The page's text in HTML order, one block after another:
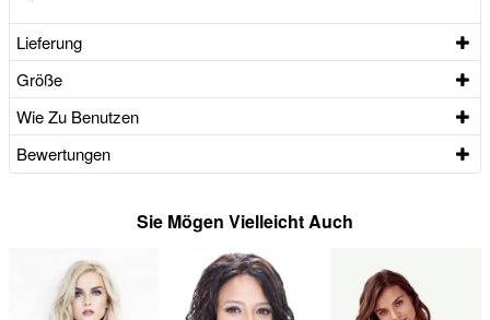
Lieferung
Größe
Wie Zu Benutzen
Bewertungen
Sie Mögen Vielleicht Auch